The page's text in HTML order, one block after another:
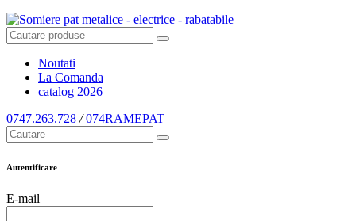
Noutati
La Comanda
catalog 2026
0747.263.728 / 074RAMEPAT
Autentificare
E-mail